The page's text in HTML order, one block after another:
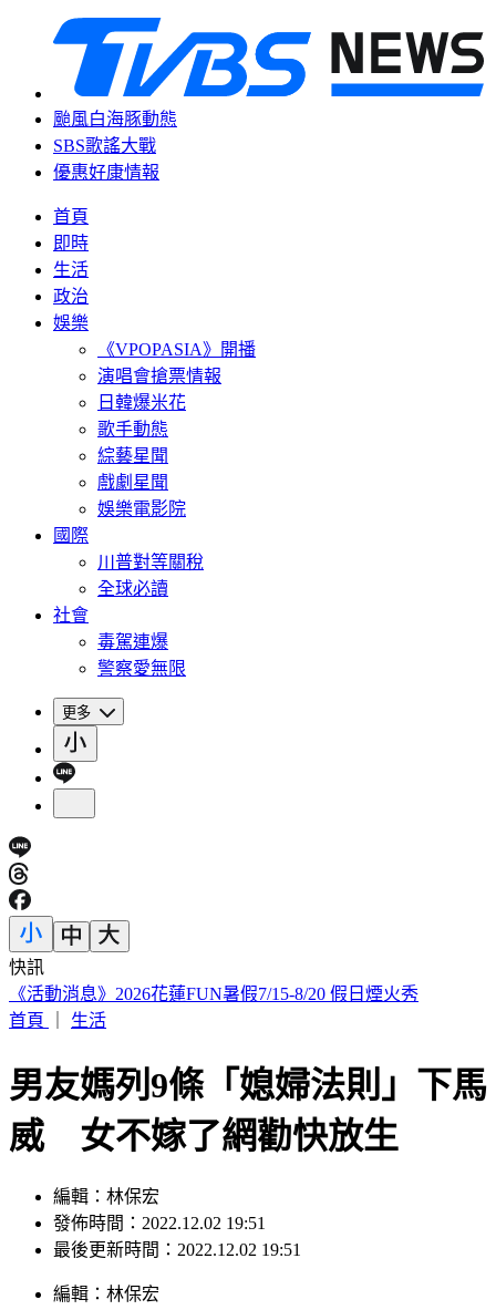
颱風白海豚動態
SBS歌謠大戰
優惠好康情報
首頁
即時
生活
政治
娛樂
《VPOPASIA》開播
演唱會搶票情報
日韓爆米花
歌手動態
綜藝星聞
戲劇星聞
娛樂電影院
國際
川普對等關稅
全球必讀
社會
毒駕連爆
警察愛無限
更多
快訊
SBS歌謠大戰／KISS OF LIFE 狂飆夯曲〈SWEAT〉全場狂叫
首頁
生活
男友媽列9條「媳婦法則」下馬
威 女不嫁了網勸快放生
編輯：林保宏
發佈時間：2022.12.02 19:51
最後更新時間：2022.12.02 19:51
編輯 ： 林保宏